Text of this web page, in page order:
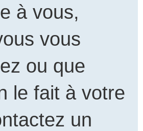
à vous,
vous
ou que
le fait à votre
un